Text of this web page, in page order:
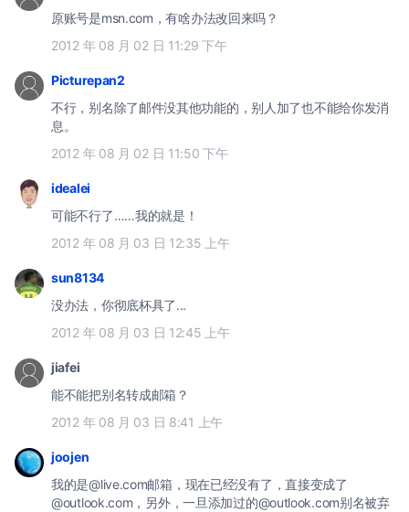
原账号是msn.com，有啥办法改回来吗？
2012 年 08 月 02 日 11:29 下午
Picturepan2
不行，别名除了邮件没其他功能的，别人加了也不能给你发消
息。
2012 年 08 月 02 日 11:50 下午
idealei
可能不行了……我的就是！
2012 年 08 月 03 日 12:35 上午
sun8134
没办法，你彻底杯具了...
2012 年 08 月 03 日 12:45 上午
jiafei
能不能把别名转成邮箱？
2012 年 08 月 03 日 8:41 上午
joojen
我的是@live.com邮箱，现在已经没有了，直接变成了
@outlook.com，另外，一旦添加过的@outlook.com别名被弃